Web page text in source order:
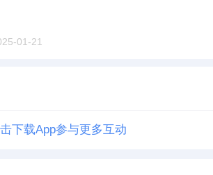
及1栋高达167.8米的超白金五
所有的宏大规划都成了“泡
01-21
下载App参与更多互动